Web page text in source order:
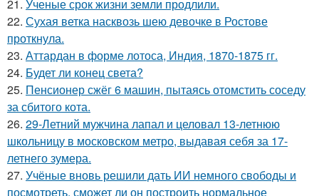
21. Ученые срок жизни земли продлили.
22. Сухая ветка насквозь шею девочке в Ростове
проткнула.
23. Аттардан в форме лотоса, Индия, 1870-1875 гг.
24. Будет ли конец света?
25. Пенсионер сжёг 6 машин, пытаясь отомстить соседу
за сбитого кота.
26. 29-Летний мужчина лапал и целовал 13-летнюю
школьницу в московском метро, выдавая себя за 17-
летнего зумера.
27. Учёные вновь решили дать ИИ немного свободы и
посмотреть, сможет ли он построить нормальное